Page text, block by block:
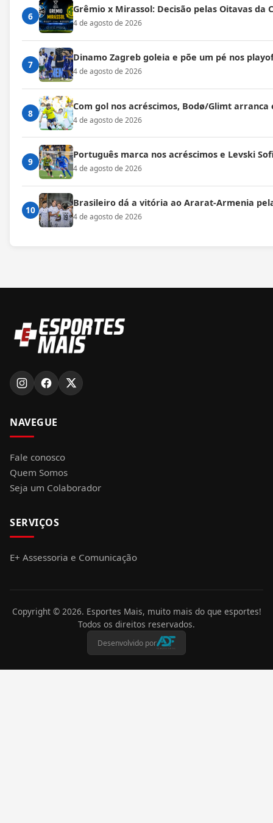
6
Grêmio x Mirassol: Decisão pelas Oitavas da
4 de agosto de 2026
7
Dinamo Zagreb goleia e põe um pé nos
4 de agosto de 2026
8
Com gol nos acréscimos, Bodø/Glimt arranca
4 de agosto de 2026
9
Português marca nos acréscimos e Levski
4 de agosto de 2026
10
Brasileiro dá a vitória ao Ararat-Armenia
4 de agosto de 2026
NAVEGUE
Fale conosco
Quem Somos
Seja um Colaborador
SERVIÇOS
E+ Assessoria e Comunicação
Copyright © 2026. Esportes Mais, muito mais do que esportes!
Todos os direitos reservados.
Desenvolvido por